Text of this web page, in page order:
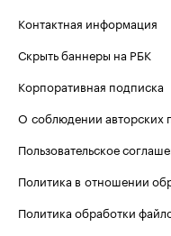
Контактная информация
Скрыть баннеры на РБК
Корпоративная подписка
О соблюдении авторских
Пользовательское
Политика в отношении
Политика обработки